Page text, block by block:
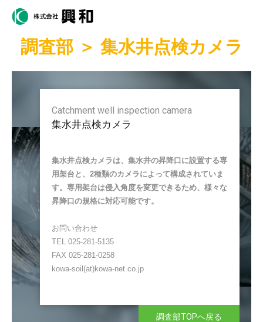
調査部 ＞ 集水井点検カメラ
Catchment well inspection camera
集水井点検カメラ
集水井点検カメラは、集水井の昇降口に設置する専
用架台と、2種類のカメラによって構成されていま
す。専用架台は侵入角度を変更できるため、様々な
昇降口の規格に対応可能です。
お問い合わせ
TEL 025-281-5135
FAX 025-281-0258
kowa-soil(at)kowa-net.co.jp
調査部TOPへ戻る